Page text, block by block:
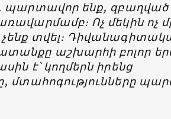
պարտավոր ենք, զբաղված
Ոչ մեկին ոչ
չենք տվել։
աշխարհի բոլոր
է՝ կողմերն իրենց
մտահոգությունները